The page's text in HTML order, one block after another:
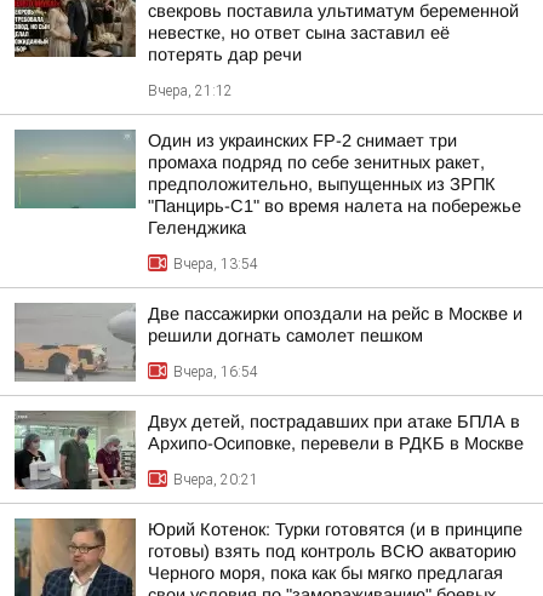
свекровь поставила ультиматум беременной
невестке, но ответ сына заставил её
потерять дар речи
Вчера, 21:12
Один из украинских FP-2 снимает три
промаха подряд по себе зенитных ракет,
предположительно, выпущенных из ЗРПК
"Панцирь-С1" во время налета на побережье
Геленджика
Вчера, 13:54
Две пассажирки опоздали на рейс в Москве и
решили догнать самолет пешком
Вчера, 16:54
Двух детей, пострадавших при атаке БПЛА в
Архипо-Осиповке, перевели в РДКБ в Москве
Вчера, 20:21
Юрий Котенок: Турки готовятся (и в принципе
готовы) взять под контроль ВСЮ акваторию
Черного моря, пока как бы мягко предлагая